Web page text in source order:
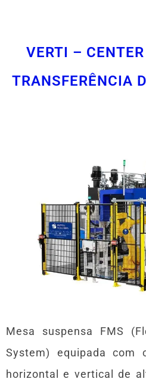
VERTI –
TRANSFERÊNCIA
Mesa suspensa FMS
System) equipada com
horizontal e vertical de